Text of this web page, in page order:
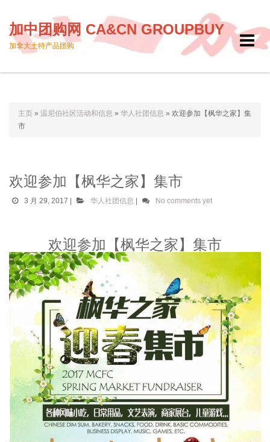
Toggle
加中团购网 CA&CN GROUPBUY
加拿大土特产品团购
主页 » 温尼伯社区活动和信息 » 华人社团信息 » 欢迎参加【枫华之家】集
市
欢迎参加【枫华之家】集市
3 月 29, 2017 华人社团信息 No comments yet
欢迎参加【枫华之家】集市